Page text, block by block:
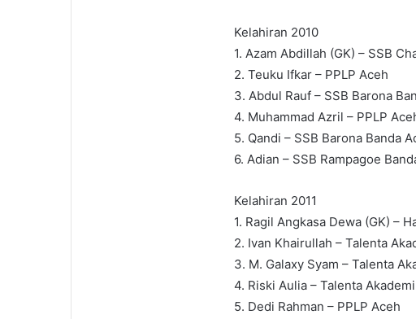
Kelahiran 2010
1. Azam Abdillah (GK) – SSB
2. Teuku Ifkar – PPLP Aceh
3. Abdul Rauf – SSB Barona
4. Muhammad Azril – PPLP
5. Qandi – SSB Barona Banda
6. Adian – SSB Rampagoe
Kelahiran 2011
1. Ragil Angkasa Dewa (GK) –
2. Ivan Khairullah – Talenta
3. M. Galaxy Syam – Talenta
4. Riski Aulia – Talenta
5. Dedi Rahman – PPLP Aceh